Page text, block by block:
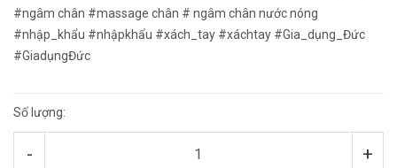
#ngâm chân #massage chân # ngâm chân nước nóng
#nhập_khẩu #nhậpkhẩu #xách_tay #xáchtay #Gia_dụng_Đức
#GiadụngĐức
Số lượng:
- +